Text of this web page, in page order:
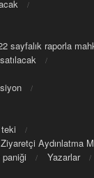
sayfalık raporla
Aydınlatma
Yazarlar